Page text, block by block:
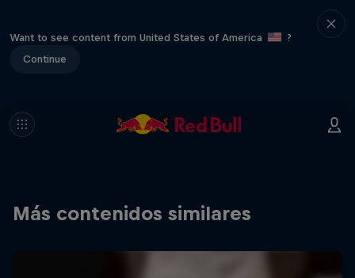
Want to see content from United States of America
?
Continue
Más contenidos similares